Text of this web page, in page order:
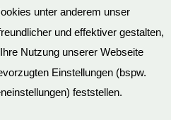
Konto
unter anderem unser
und effektiver gestalten,
Nutzung unserer Webseite
Einstellungen (bspw.
feststellen.